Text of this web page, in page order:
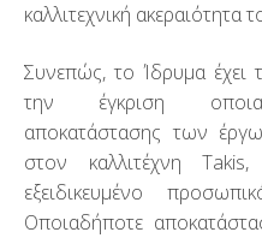
καλλιτεχνική ακεραιότητα
Συνεπώς, το Ίδρυμα έχει
την έγκριση
αποκατάστασης των
στον καλλιτέχνη
εξειδικευμένο
Οποιαδήποτε